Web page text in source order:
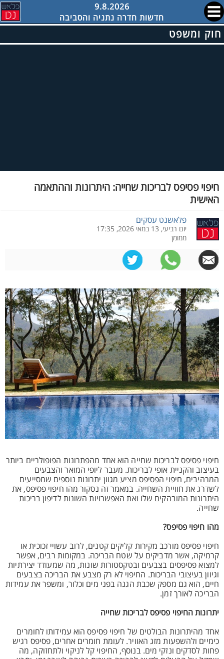
9.8.2026
חדשות חדרה נתניה והסביבה
חוק ומשפט
חיפוי פסיפס לבריכות שחייה: היתרונות וההתאמה
האישית
פלאשנט עסקים
יום רביעי, 13 במאי 2026, 17:35
ממומן
חיפוי פסיפס לבריכות שחייה הוא אחד מהפתרונות הפופולריים ביותר
בעיצוב והקניית אופי לבריכות. מעבר ליופי המואר והצבעים
המרהיבים, חיפוי הפסיפס מציע מגוון יתרונות נוספים שמסייעים
לשדרג את חוויית השחייה. במאמר זה נסקור מהו חיפוי פסיפס, את
היתרונות המובהקים שלו ואת האפשרויות השונות לדיפון בריכות
שחייה.
מהו חיפוי פסיפס?
חיפוי פסיפס מורכב מקירות קליקים קטנים, לרוב עשויי זכוכית או
קרמיקה, אשר מדביקים על שטח הבריכה. במקומות רבים, אפשר
למצוא פסיפסים בצבעים ובטקסטורות שונות, מה שמעודד יצירתיות
וגיוון בעיצובי הבריכות. החיפוי לא רק מצבע את הבריכה בצבעים
חיים, הוא גם מספק שכבת הגנה בפני מים וכלור, ומשפר את עמידות
הבריכה לאורך זמן.
יתרונות החיפוי פסיפס לבריכות שחייה
אחד מהיתרונות הבולטים של חיפוי פסיפס הוא עמידותו לחומרים
כימיים ולהשפעות מזג האוויר. לעומת חומרים אחרים, פסיפס רגיש
פחות לסדקים ונזקי מים. בנוסף, החיפוי קל לניקוי ולתחזוקה, מה